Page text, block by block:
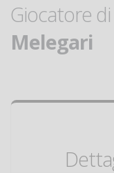
Giocatore
Melegari